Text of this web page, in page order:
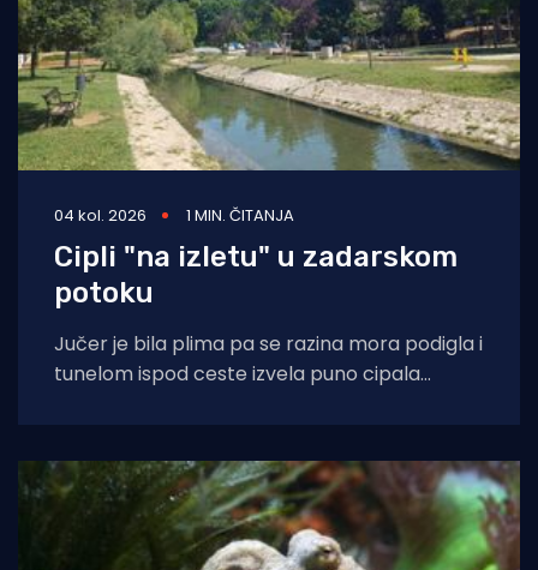
04 kol. 2026 1 MIN. ČITANJA
Cipli "na izletu" u zadarskom
potoku
Jučer je bila plima pa se razina mora podigla i
tunelom ispod ceste izvela puno cipala